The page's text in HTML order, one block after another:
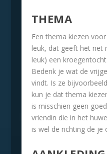
THEMA
Een thema kiezen
leuk, dat geeft het net
leuk) een
Bedenk je wat de
vindt. Is ze
kun je dat thema
is misschien geen
vriendin die in het
is wel de richting de je